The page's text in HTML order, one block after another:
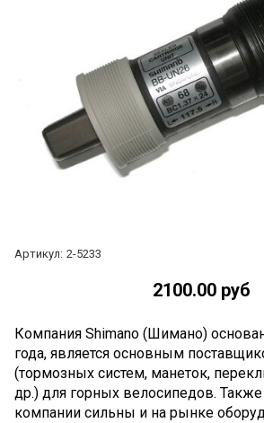
Артикул: 2-5233
2100.00 руб
Компания Shimano (Шимано)
года, является основным
(тормозных систем, манеток,
др.) для горных велосипедов.
компании сильны и на рынке